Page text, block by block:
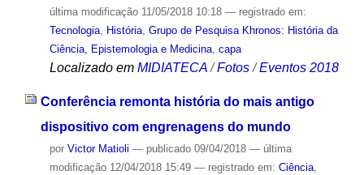
última modificação11/05/2018 10:18 — registrado em:
Tecnologia, História, Grupo de Pesquisa Khronos: História da
Ciência, Epistemologia e Medicina, capa
Localizado em MIDIATECA /Fotos /Eventos 2018
Conferência remonta história do mais antigo
dispositivo com engrenagens do mundo
por Victor Matioli — publicado09/04/2018 — última
modificação12/04/2018 15:49 — registrado em: Ciência,